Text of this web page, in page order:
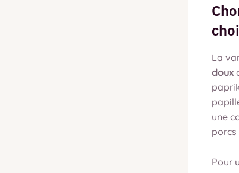
La
doux
une
porcs
Pour